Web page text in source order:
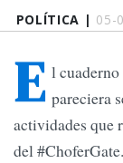
POLÍTICA | 05-
E l cuaderno
pareciera
actividades que
del